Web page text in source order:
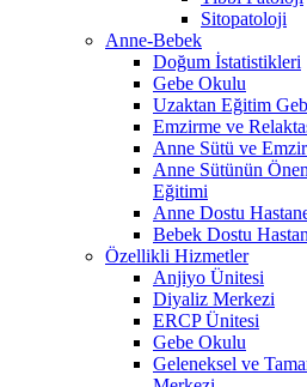
Sitopatoloji
Anne-Bebek
Doğum İstatistikleri
Gebe Okulu
Uzaktan Eğitim
Emzirme ve
Anne Sütü ve
Anne Sütünün
Eğitimi
Anne Dostu
Bebek Dostu
Özellikli Hizmetler
Anjiyo Ünitesi
Diyaliz Merkezi
ERCP Ünitesi
Gebe Okulu
Geleneksel ve